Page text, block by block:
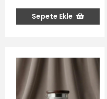
Sepete Ekle